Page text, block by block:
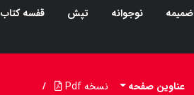
ضمیمه نوجوانه تپش قفسه کتاب
عناوین صفحه نسخه Pdf /